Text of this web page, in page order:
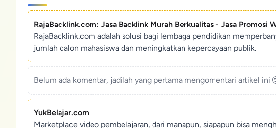
RajaBacklink.com: Jasa Backlink Murah Berkualitas - Jasa Promosi
RajaBacklink.com adalah solusi bagi lembaga pendidikan
jumlah calon mahasiswa dan meningkatkan kepercayaan publik.
Belum ada komentar, jadilah yang pertama mengomentari artikel ini
YukBelajar.com
Marketplace video pembelajaran, dari manapun, siapapun bisa